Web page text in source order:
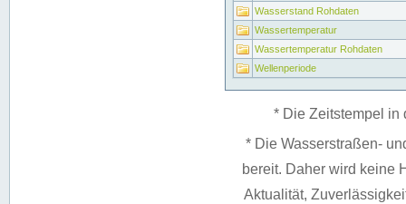
Wasserstand Rohdaten
Wassertemperatur
Wassertemperatur Rohdaten
Wellenperiode
* Die Zeitstempel in
* Die Wasserstraßen-
bereit. Daher wird keine
Aktualität,